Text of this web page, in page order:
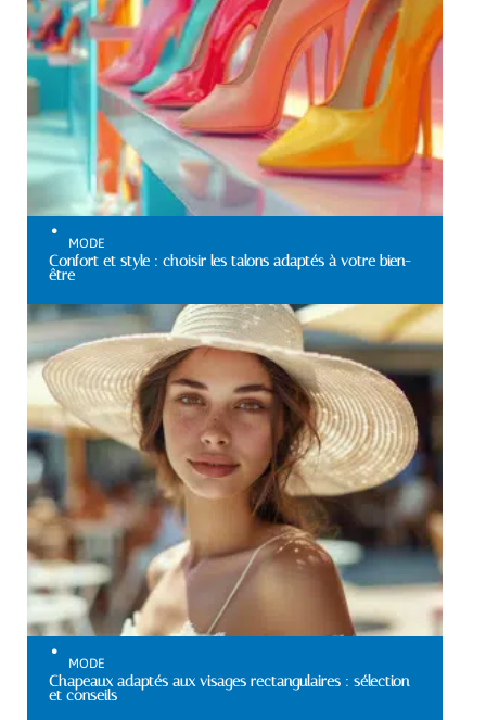
MODE
Confort et style : choisir les talons adaptés à votre bien-
être
MODE
Chapeaux adaptés aux visages rectangulaires : sélection
et conseils